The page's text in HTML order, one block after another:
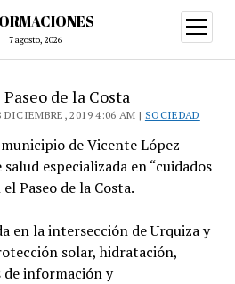
7 agosto, 2026
abrir
menú
de la Costa
DICIEMBRE, 2019 4:06 AM | SOCIEDAD
de Vicente López
especializada en “cuidados
Paseo de la Costa.
en la intersección de Urquiza y
solar, hidratación,
de información y